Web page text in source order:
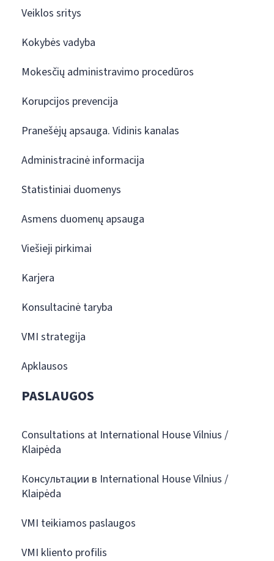
Veiklos sritys
Kokybės vadyba
Mokesčių administravimo procedūros
Korupcijos prevencija
Pranešėjų apsauga. Vidinis kanalas
Administracinė informacija
Statistiniai duomenys
Asmens duomenų apsauga
Viešieji pirkimai
Karjera
Konsultacinė taryba
VMI strategija
Apklausos
PASLAUGOS
Consultations at International House Vilnius /
Klaipėda
Консультации в International House Vilnius /
Klaipėda
VMI teikiamos paslaugos
VMI kliento profilis